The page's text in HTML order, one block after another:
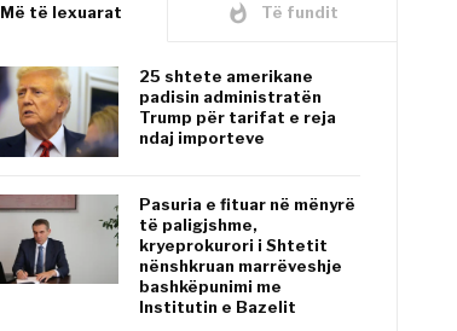
Më të lexuarat whatshot Të fundit
25 shtete amerikane
padisin administratën
Trump për tarifat e reja
ndaj importeve
Pasuria e fituar në mënyrë
të paligjshme,
kryeprokurori i Shtetit
nënshkruan marrëveshje
bashkëpunimi me
Institutin e Bazelit